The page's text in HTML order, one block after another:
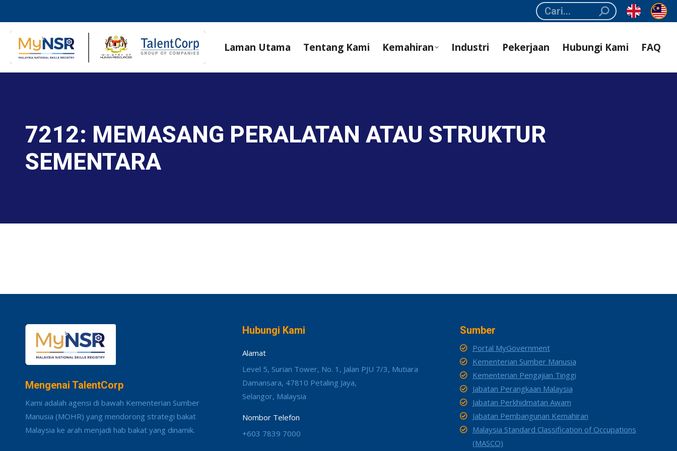
Search:
Laman Utama Tentang Kami Kemahiran Industri Pekerjaan Hubungi Kami FAQ
7212: MEMASANG PERALATAN ATAU STRUKTUR
SEMENTARA
Mengenai TalentCorp
Kami adalah agensi di bawah Kementerian Sumber
Manusia (MOHR) yang mendorong strategi bakat
Malaysia ke arah menjadi hab bakat yang dinamik.
Hubungi Kami
Alamat
Level 5, Surian Tower, No. 1, Jalan PJU 7/3, Mutiara
Damansara, 47810 Petaling Jaya,
Selangor, Malaysia
Nombor Telefon
+603 7839 7000
Sumber
Portal MyGovernment
Kementerian Sumber Manusia
Kementerian Pengajian Tinggi
Jabatan Perangkaan Malaysia
Jabatan Perkhidmatan Awam
Jabatan Pembangunan Kemahiran
Malaysia Standard Classification of Occupations
(MASCO)